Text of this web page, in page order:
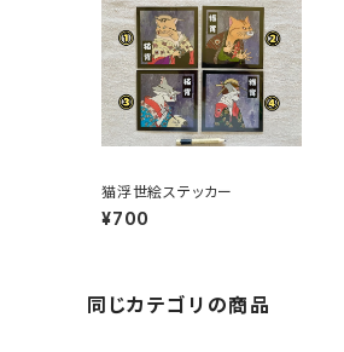
猫浮世絵ステッカー
¥700
同じカテゴリの商品